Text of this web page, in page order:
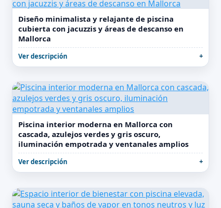
Diseño minimalista y relajante de piscina
cubierta con jacuzzis y áreas de descanso en
Mallorca
Ver descripción
Piscina interior moderna en Mallorca con
cascada, azulejos verdes y gris oscuro,
iluminación empotrada y ventanales amplios
Ver descripción